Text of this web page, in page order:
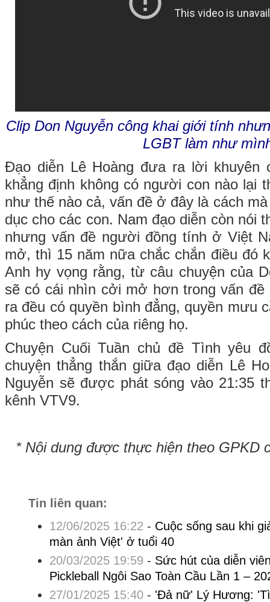
Clip Don Nguyễn công khai giới tính
LGBT làm như
Đạo diễn Lê Hoàng đưa ra lời khuyên
khẳng định không có người con nào lại
như thế nào cả, vấn đề ở đây là cách
dục cho các con. Nam đạo diễn còn nói
nhưng vấn đề người đồng tính ở Việt
mở, thì 15 năm nữa chắc chắn điều đó
Anh hy vọng rằng, từ câu chuyện của
sẽ có cái nhìn cởi mở hơn trong vấn
ra đều có quyền bình đẳng, quyền mưu
phúc theo cách của riêng họ.
Chuyện Cuối Tuần chủ đề Tình yêu
chuyện thẳng thắn giữa đạo diễn Lê
Nguyễn sẽ được phát sóng vào 21:35
kênh VTV9.
* Nội dung được thực hiện theo GPKD
Tin liên quan:
12/06/2025 16:22 - Cuộc sống sau khi
màn ảnh Việt' ở tuổi 40
20/03/2025 19:59 - Sức hút của diễn
Pickleball Ngôi Sao Toàn Cầu Lần 1 –
27/01/2025 15:40- 'Đả nữ' Lý Hương: